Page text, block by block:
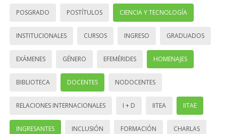
POSGRADO POSTÍTULOS CIENCIA Y TECNOLOGÍA
INSTITUCIONALES CURSOS INGRESO GRADUADOS
EXÁMENES GÉNERO EFEMÉRIDES HOMENAJES
BIBLIOTECA DOCENTES NODOCENTES
RELACIONES INTERNACIONALES I + D IITEA IITAE
INGRESANTES INCLUSIÓN FORMACIÓN CHARLAS